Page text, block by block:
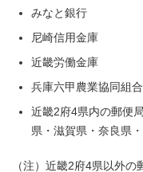
みなと銀行
尼崎信用金庫
近畿労働金庫
兵庫六甲農業協同組合
近畿2府4県内の郵便
県・滋賀県・奈良県・
（注）近畿2府4県以外